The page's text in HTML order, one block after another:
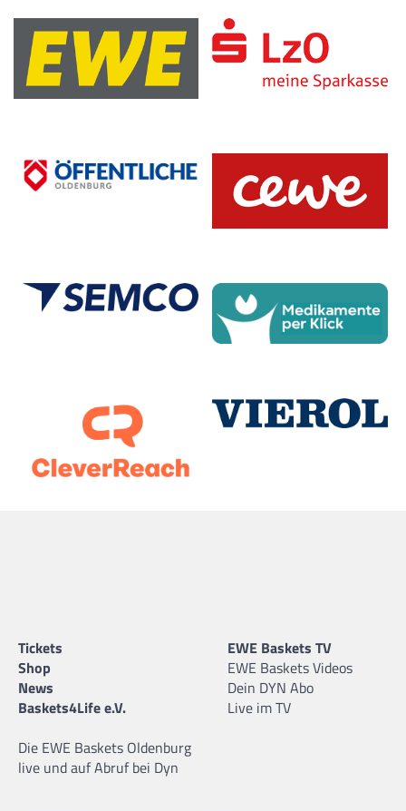
Tickets
Shop
News
Baskets4Life e.V.
Die EWE Baskets Oldenburg
live und auf Abruf bei Dyn
EWE Baskets TV
EWE Baskets Videos
Dein DYN Abo
Live im TV